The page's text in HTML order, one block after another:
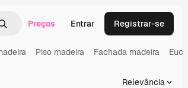
por imagem
BuscarPreços Entrar Registrar-se
Piso madeira Fachada madeira
Relevância